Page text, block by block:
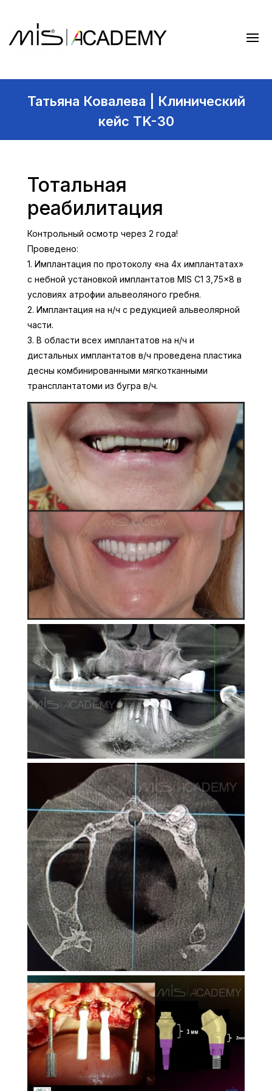
Татьяна Ковалева | Клинический
кейс TK-30
Тотальная
реабилитация
Контрольный осмотр через 2 года!
Проведено:
1. Имплантация по протоколу «на 4х имплантатах»
с небной установкой имплантатов MIS C1 3,75×8 в
условиях атрофии альвеоляного гребня.
2. Имплантация на н/ч с редукцией альвеолярной
части.
3. В области всех имплантатов на н/ч и
дистальных имплантатов в/ч проведена пластика
десны комбинированными мягкотканными
трансплантатоми из бугра в/ч.